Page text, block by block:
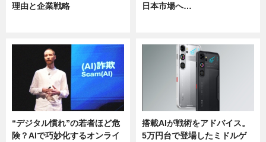
理由と企業戦略
日本市場へ…
“デジタル慣れ”の若者ほど危
険？AIで巧妙化するオンライ
搭載AIが戦術をアドバイス。
5万円台で登場したミドルゲ